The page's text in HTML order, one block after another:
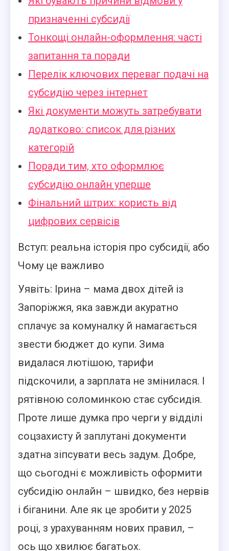
призначенні субсидії
Тонкощі онлайн-оформлення: часті
запитання та поради
Перелік ключових переваг подачі на
субсидію через інтернет
Які документи можуть затребувати
додатково: список для різних
категорій
Поради тим, хто оформлює
субсидію онлайн уперше
Фінальний штрих: користь від
цифрових сервісів
Вступ: реальна історія про субсидії, або
Чому це важливо
Уявіть: Ірина – мама двох дітей із
Запоріжжя, яка завжди акуратно
сплачує за комуналку й намагається
звести бюджет до купи. Зима
видалася лютішою, тарифи
підскочили, а зарплата не змінилася. І
рятівною соломинкою стає субсидія.
Проте лише думка про черги у відділі
соцзахисту й заплутані документи
здатна зіпсувати весь задум. Добре,
що сьогодні є можливість оформити
субсидію онлайн – швидко, без нервів
і біганини. Але як це зробити у 2025
році, з урахуванням нових правил, –
ось що хвилює багатьох.